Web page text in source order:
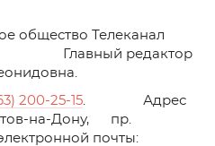
общество Телеканал
Главный редактор
200-25-15. Адрес
на-Дону, пр.
почты: